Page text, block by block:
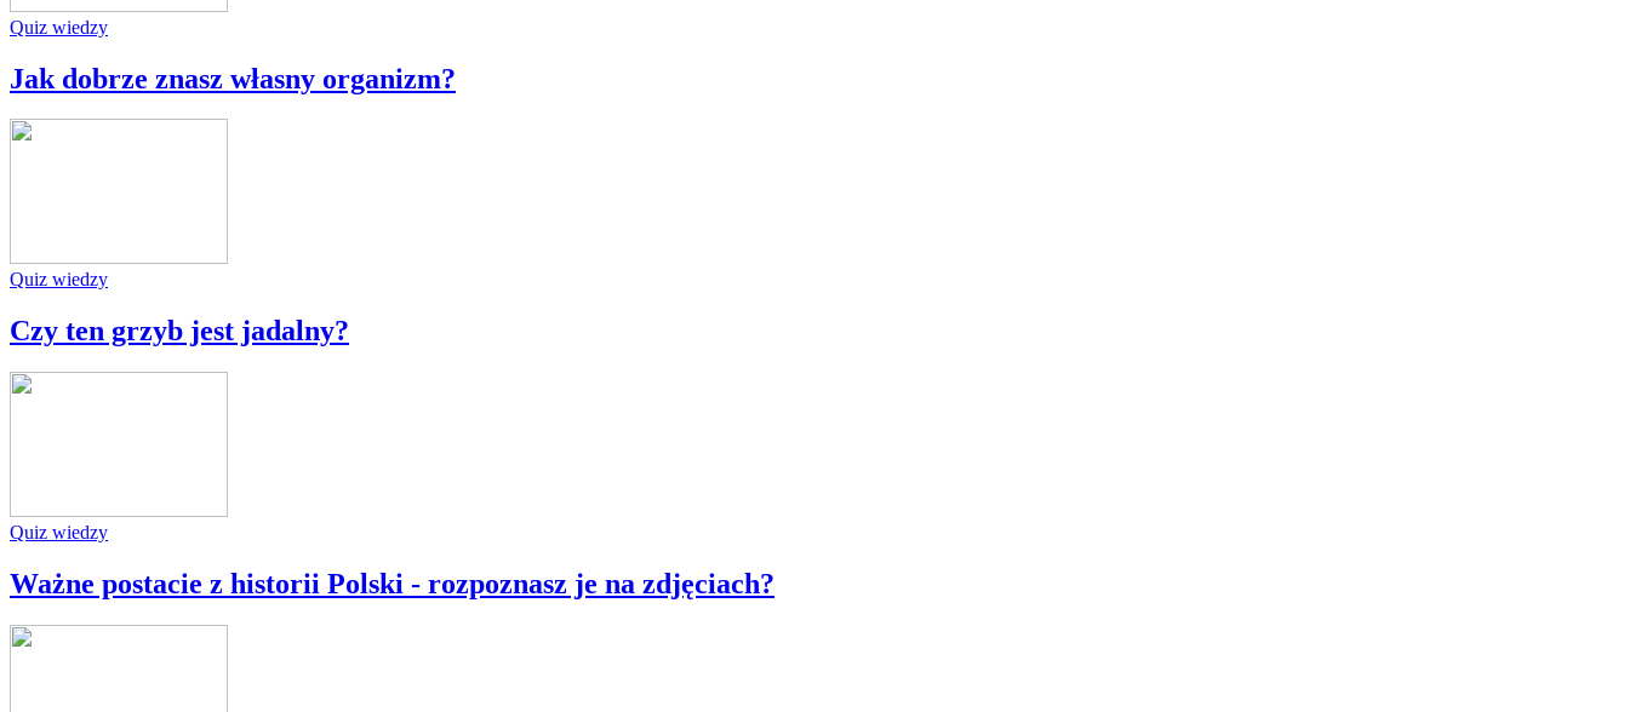
Quiz wiedzy
Jak dobrze znasz własny organizm?
Quiz wiedzy
Czy ten grzyb jest jadalny?
Quiz wiedzy
Ważne postacie z historii Polski - rozpoznasz je na zdjęciach?